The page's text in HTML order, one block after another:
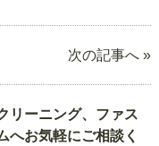
次の記事へ »
リーニング、ファス
へお気軽にご相談く